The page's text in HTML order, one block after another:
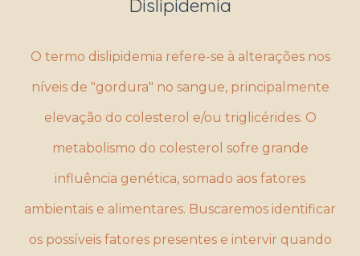
Dislipidemia
O termo dislipidemia refere-se à alterações nos
níveis de "gordura" no sangue, principalmente
elevação do colesterol e/ou triglicérides. O
metabolismo do colesterol sofre grande
influência genética, somado aos fatores
ambientais e alimentares. Buscaremos identificar
os possíveis fatores presentes e intervir quando